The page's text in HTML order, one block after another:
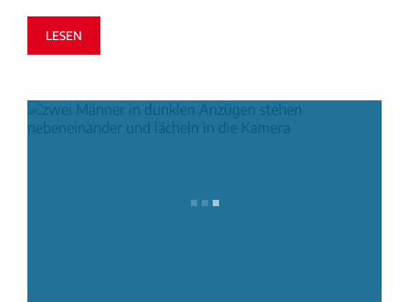
LESEN